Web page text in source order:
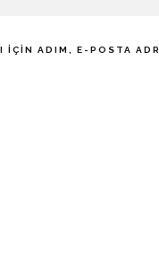
ADIM, E-POSTA